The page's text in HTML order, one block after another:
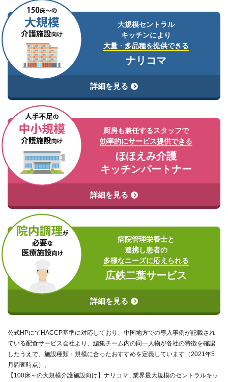
大規模セントラル
キッチンにより
大量・多品種を提供できる
ナリコマ
詳細を⾒る
厨房も兼任するスタッフで
効率的にサービス提供できる
ほほえみ介護
キッチンパートナー
詳細を⾒る
病院管理栄養⼠と
連携し患者の
多様なニーズに応えられる
広鉄⼆葉サービス
詳細を⾒る
公式HPにてHACCP基準に対応しており、中国地方での導入事例が記載され
ている配食サービス会社より、編集チーム内の同一人物が各社の特徴を確認
したうえで、施設種類・規模に合ったおすすめを定義しています（2021年5
月調査時点）。
【100床～の大規模介護施設向け】ナリコマ...業界最大規模のセントラルキッ